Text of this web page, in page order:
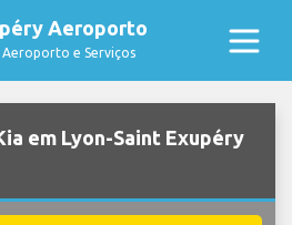
Aeroporto
e Serviços
em Lyon-Saint Exupéry